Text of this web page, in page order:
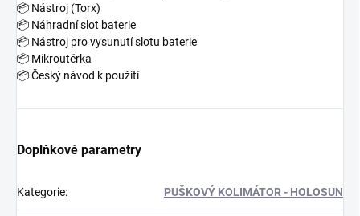
📦 Nástroj (Torx)
📦 Náhradní slot baterie
📦 Nástroj pro vysunutí slotu baterie
📦 Mikroutěrka
📦Český návod k použití
Doplňkové parametry
Kategorie: PUŠKOVÝ KOLIMÁTOR - HOLOSUN